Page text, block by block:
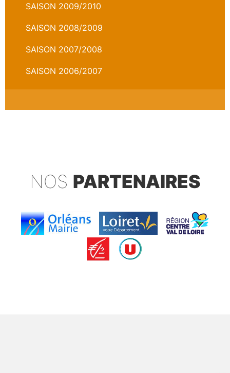
SAISON 2009/2010
SAISON 2008/2009
SAISON 2007/2008
SAISON 2006/2007
NOS PARTENAIRES